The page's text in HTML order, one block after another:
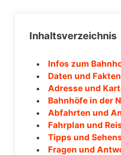
Inhaltsverzeichnis
Infos zum
Daten und Fakten
Adresse und
Bahnhöfe in der
Abfahrten und
Fahrplan und
Tipps und
Fragen und